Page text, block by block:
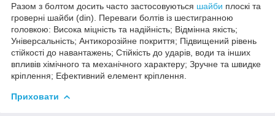
Разом з болтом досить часто застосовуються шайби плоскі та
гроверні шайби (din). Переваги болтів із шестигранною
головкою: Висока міцність та надійність; Відмінна якість;
Універсальність; Антикорозійне покриття; Підвищений рівень
стійкості до навантажень; Стійкість до ударів, води та інших
впливів хімічного та механічного характеру; Зручне та швидке
кріплення; Ефективний елемент кріплення.
Приховати